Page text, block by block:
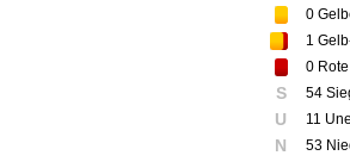
0
1
0
S 54
U 11
N 53